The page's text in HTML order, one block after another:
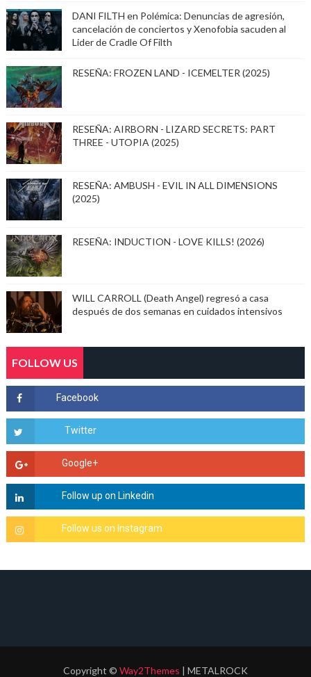
DANI FILTH en Polémica: Denuncias de agresión,
cancelación de conciertos y Xenofobia sacuden al
Lider de Cradle Of Filth
RESEÑA: FROZEN LAND - ICEMELTER (2025)
RESEÑA: AIRBORN - LIZARD SECRETS: PART
THREE - UTOPIA (2025)
RESEÑA: AMBUSH - EVIL IN ALL DIMENSIONS
(2025)
RESEÑA: INDUCTION - LOVE KILLS! (2026)
WILL CARROLL (Death Angel) regresó a casa
después de dos semanas en cuidados intensivos
FOLLOW US
Copyright © Way2Themes | METALROCK